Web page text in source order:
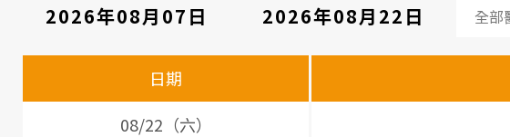
2026年08月07日 2026年08月22日
診
醫
日期
08/22（六）